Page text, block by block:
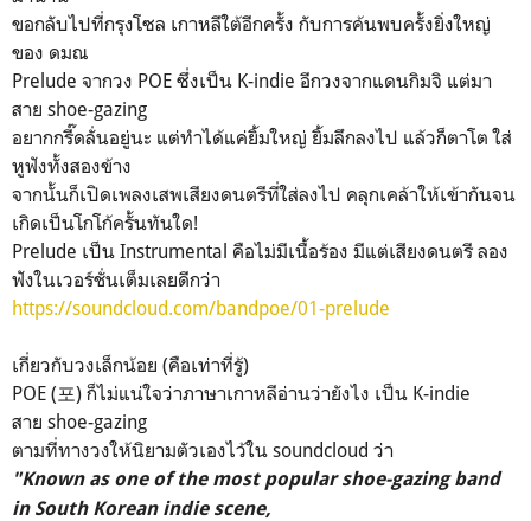
ขอกลับไปที่กรุงโซล เกาหลีใต้อีกครั้ง กับการค้นพบครั้งยิ่งใหญ่
ของ ดมณ
Prelude จากวง POE ซึ่งเป็น K-indie อีกวงจากแดนกิมจิ แต่มา
สาย shoe-gazing
อยากกรี๊ดลั่นอยู่นะ แต่ทำได้แค่ยิ้มใหญ่ ยิ้มลึกลงไป แล้วก็ตาโต ใส่
หูฟังทั้งสองข้าง
จากนั้นก็เปิดเพลงเสพเสียงดนตรีที่ใส่ลงไป คลุกเคล้าให้เข้ากันจน
เกิดเป็นโกโก้ครั้นทันใด!
Prelude เป็น Instrumental คือไม่มีเนื้อร้อง มีแต่เสียงดนตรี ลอง
ฟังในเวอร์ชั่นเต็มเลยดีกว่า
https://soundcloud.com/bandpoe/01-prelude
เกี่ยวกับวงเล็กน้อย (คือเท่าที่รู้)
POE (포) ก็ไม่แน่ใจว่าภาษาเกาหลีอ่านว่ายังไง เป็น K-indie
สาย shoe-gazing
ตามที่ทางวงให้นิยามตัวเองไว้ใน soundcloud ว่า
"Known as one of the most popular shoe-gazing band
in South Korean indie scene,